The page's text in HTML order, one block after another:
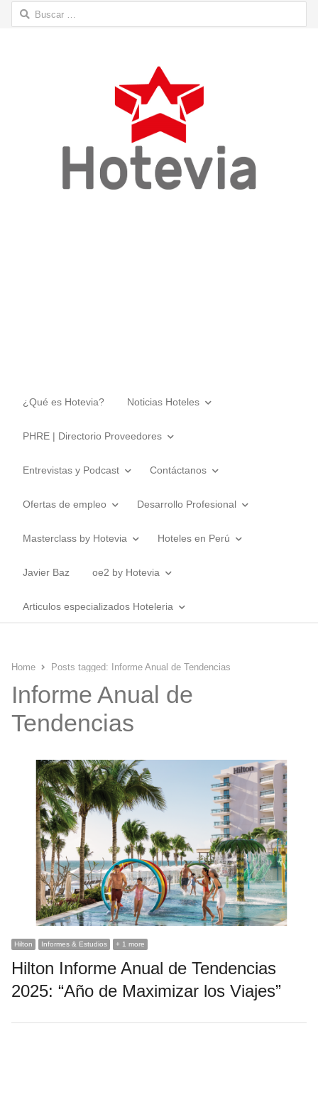
Buscar:
¿Qué es Hotevia? Noticias Hoteles
PHRE | Directorio Proveedores
Entrevistas y Podcast Contáctanos
Ofertas de empleo Desarrollo Profesional
Masterclass by Hotevia Hoteles en Perú
Javier Baz oe2 by Hotevia
Articulos especializados Hoteleria
Home Posts tagged: Informe Anual de Tendencias
Informe Anual de
Tendencias
Hilton Informes & Estudios + 1 more
Hilton Informe Anual de Tendencias
2025: “Año de Maximizar los Viajes”